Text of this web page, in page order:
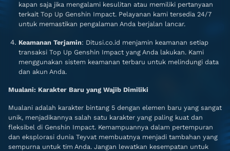
kapan saja jika mengalami kesulitan atau memiliki pertanyaan
terkait Top Up Genshin Impact. Pelayanan kami tersedia 24/7
untuk memastikan pengalaman Anda berjalan lancar.
Keamanan Terjamin: Ditusi.co.id menjamin keamanan setiap
transaksi Top Up Genshin Impact yang Anda lakukan. Kami
menggunakan sistem keamanan terbaru untuk melindungi data
dan akun Anda.
Mualani: Karakter Baru yang Wajib Dimiliki
Mualani adalah karakter bintang 5 dengan elemen baru yang sangat
unik, menjadikannya salah satu karakter yang paling kuat dan
fleksibel di Genshin Impact. Kemampuannya dalam pertempuran
dan eksplorasi dunia Teyvat membuatnya menjadi tambahan yang
sempurna untuk tim Anda. Jangan lewatkan kesempatan untuk